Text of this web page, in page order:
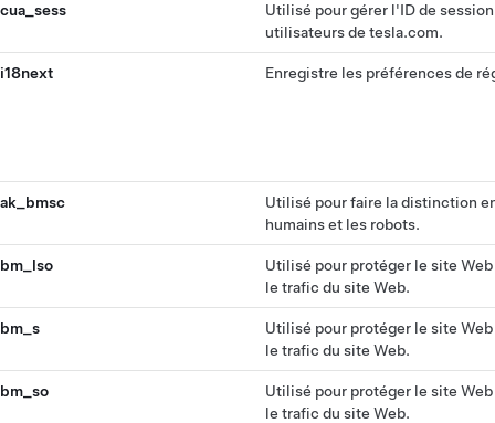
cua_sess
Utilisé pour gérer l'ID de
utilisateurs de tesla.com.
i18next Enregistre les préférences de
ak_bmsc
Utilisé pour faire la distinction
humains et les robots.
bm_lso
Utilisé pour protéger le site
le trafic du site Web.
bm_s
Utilisé pour protéger le site
le trafic du site Web.
bm_so
Utilisé pour protéger le site
le trafic du site Web.